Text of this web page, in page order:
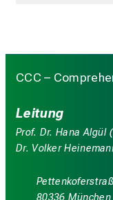
CCC –
Leitung
Prof. Dr. Hana Algül
Dr. Volker